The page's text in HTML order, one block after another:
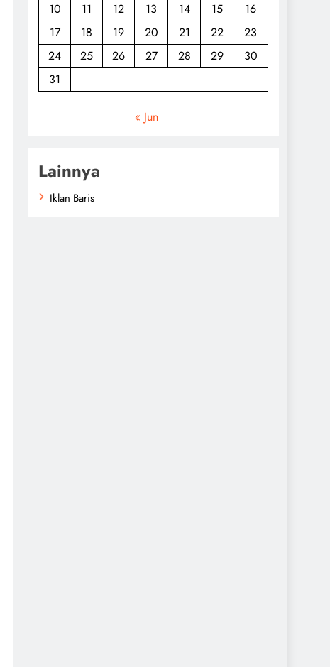
10
11 12 13 14 15
16
17
18 19 20 21 22
23
24
25 26 27 28 29
30
31
« Jun
Lainnya
Iklan Baris